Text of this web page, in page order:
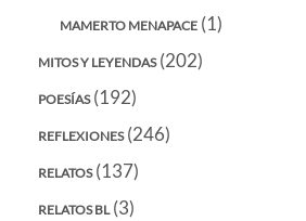
MAMERTO MENAPACE (1)
MITOS Y LEYENDAS(202)
POESÍAS(192)
REFLEXIONES(246)
RELATOS(137)
RELATOS BL(3)